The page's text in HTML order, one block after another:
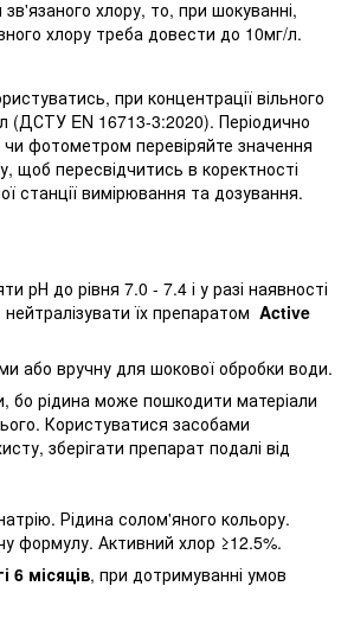
хлору, то, при шокуванні,
хлору треба довести до 10мг/л.
при концентрації вільного
(ДСТУ EN 16713-3:2020). Періодично
фотометром перевіряйте значення
щоб пересвідчитись в коректності
станції вимірювання та дозування.
рН до рівня 7.0 - 7.4 і у разі наявності
нейтралізувати їх препаратом Active
або вручну для шокової обробки води.
бо рідина може пошкодити матеріали
Користуватися засобами
зберігати препарат подалі від
Рідина солом'яного кольору.
формулу. Активний хлор ≥12.5%.
6 місяців, при дотримуванні умов